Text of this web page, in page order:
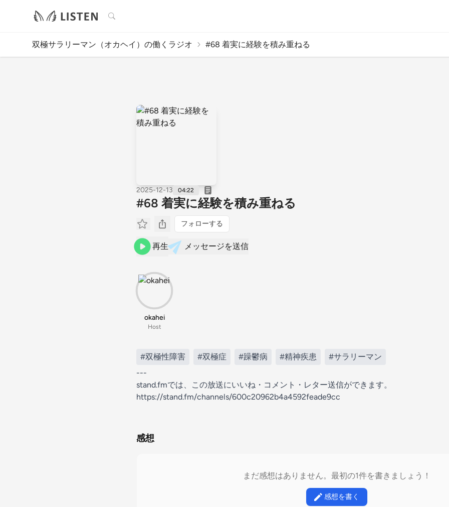
検索
双極サラリーマン（オカヘイ）の働くラジオ #68 着実に経験を積み重ねる
2025-12-13 04:22
#68 着実に経験を積み重ねる
フォローする
再生 メッセージを送信
okahei
Host
#双極性障害 #双極症 #躁鬱病 #精神疾患
#サラリーマン
---
stand.fmでは、この放送にいいね・コメント・レター送信ができます。
https://stand.fm/channels/600c20962b4a4592feade9cc
感想
まだ感想はありません。最初の1件を書きましょう！
感想を書く